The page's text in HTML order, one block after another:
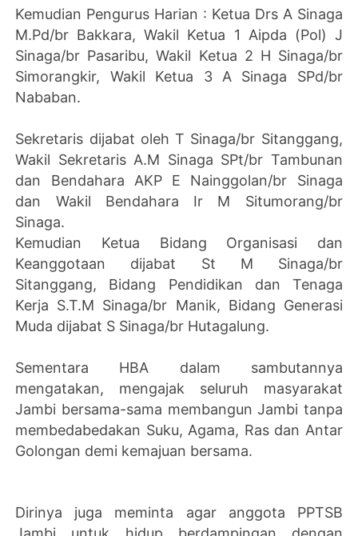
Kemudian Pengurus Harian : Ketua Drs A Sinaga
M.Pd/br Bakkara, Wakil Ketua 1 Aipda (Pol) J
Sinaga/br Pasaribu, Wakil Ketua 2 H Sinaga/br
Simorangkir, Wakil Ketua 3 A Sinaga SPd/br
Nababan.
Sekretaris dijabat oleh T Sinaga/br Sitanggang,
Wakil Sekretaris A.M Sinaga SPt/br Tambunan
dan Bendahara AKP E Nainggolan/br Sinaga
dan Wakil Bendahara Ir M Situmorang/br
Sinaga.
Kemudian Ketua Bidang Organisasi dan
Keanggotaan dijabat St M Sinaga/br
Sitanggang, Bidang Pendidikan dan Tenaga
Kerja S.T.M Sinaga/br Manik, Bidang Generasi
Muda dijabat S Sinaga/br Hutagalung.
Sementara HBA dalam sambutannya
mengatakan, mengajak seluruh masyarakat
Jambi bersama-sama membangun Jambi tanpa
membedabedakan Suku, Agama, Ras dan Antar
Golongan demi kemajuan bersama.
Dirinya juga meminta agar anggota PPTSB